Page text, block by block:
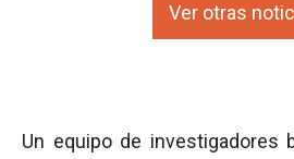
Ver otras
Un equipo de investigadores